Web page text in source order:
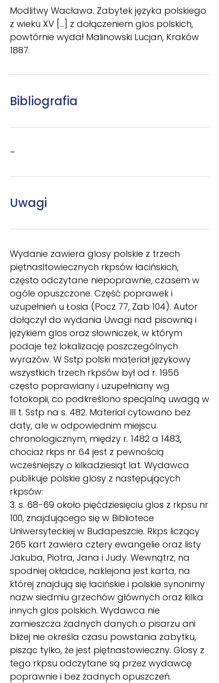
Modlitwy Wacława. Zabytek języka polskiego
z wieku XV [...] z dołączeniem glos polskich,
powtórnie wydał Malinowski Lucjan, Kraków
1887.
Bibliografia
–
Uwagi
Wydanie zawiera glosy polskie z trzech
piętnasltowiecznych rkpsów łacińskich,
często odczytane niepoprawnie, czasem w
ogóle opuszczone. Część poprawek i
uzupełnień u Łosia (Pocz 77, Zab 104). Autor
dołączył do wydania Uwagi nad pisownią i
językiem glos oraz słowniczek, w którym
podaje też lokalizację poszczególnych
wyrazów. W Sstp polski materiał językowy
wszystkich trzech rkpsów był od r. 1956
często poprawiany i uzupełniany wg
fotokopii, co podkreślono specjalną uwagą w
III t. Sstp na s. 482. Materiał cytowano bez
daty, ale w odpowiednim miejscu
chronologicznym, między r. 1482 a 1483,
chociaż rkps nr 64 jest z pewnością
wcześniejszy o kilkadziesiąt lat. Wydawca
publikuje polskie glosy z następujących
rkpsów:
3. s. 68-69 około pięćdziesięciu glos z rkpsu nr
100, znajdującego się w Bibliotece
Uniwersyteckiej w Budapeszcie. Rkps liczący
265 kart zawiera cztery ewangelie oraz listy
Jakuba, Piotra, Jana i Judy. Wewnątrz, na
spodniej okładce, naklejona jest karta, na
której znajdują się łacińskie i polskie synonimy
nazw siedmiu grzechów głównych oraz kilka
innych glos polskich. Wydawca nie
zamieszcza żadnych danych o pisarzu ani
bliżej nie określa czasu powstania zabytku,
pisząc tylko, że jest piętnastowieczny. Glosy z
tego rkpsu odczytane są przez wydawcę
poprawnie i bez żadnych opuszczeń.